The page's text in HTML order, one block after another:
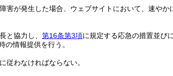
が発生した場合、ウェブサイトにおいて、速やか
と協力し、 第16条第3項に規定する応急の措置並びに
の情報提供を行う。
従わなければならない。